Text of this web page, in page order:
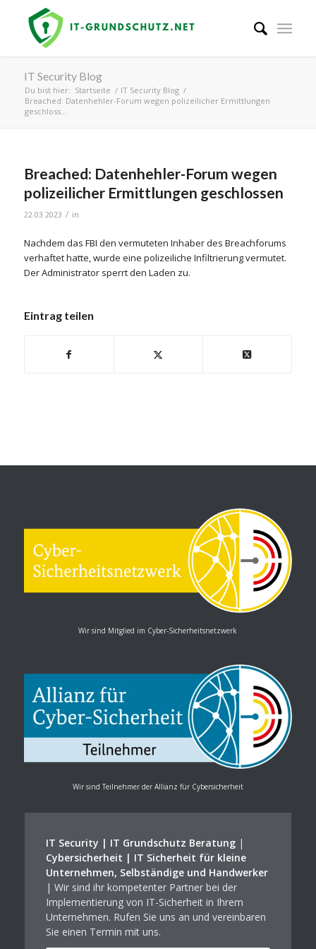
IT Security Blog
Du bist hier: Startseite / IT Security Blog /
Breached: Datenhehler-Forum wegen polizeilicher Ermittlungen
geschloss...
Breached: Datenhehler-Forum wegen
polizeilicher Ermittlungen geschlossen
22.03.2023 / in
Nachdem das FBI den vermuteten Inhaber des Breachforums
verhaftet hatte, wurde eine polizeiliche Infiltrierung vermutet.
Der Administrator sperrt den Laden zu.
Eintrag teilen
Wir sind Mitglied im Cyber-Sicherheitsnetzwerk
Wir sind Teilnehmer der Allianz für Cybersicherheit
IT Security | IT Grundschutz Beratung|
Cybersicherheit | IT Sicherheit für kleine
Unternehmen, Selbständige und Handwerker
| Wir sind ihr kompetenter Partner bei der
Implementierung von IT-Sicherheit in Ihrem
Unternehmen. Rufen Sie uns an und vereinbaren
Sie einen Termin mit uns.